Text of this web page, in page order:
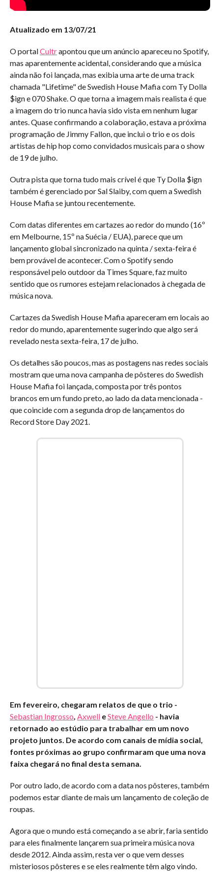
Atualizado em 13/07/21
O portalCultrapontou que um anúncio apareceu no Spotify,
mas aparentemente acidental, considerando que a música
ainda não foi lançada, mas exibia uma arte de uma track
chamada "Lifetime" de Swedish House Mafia com Ty Dolla
$ign e 070 Shake. O que torna a imagem mais realista é que
a imagem do trio nunca havia sido vista em nenhum lugar
antes. Quase confirmando a colaboração, estava a próxima
programação de Jimmy Fallon, que inclui o trio e os dois
artistas de hip hop como convidados musicais para o show
de 19 de julho.
Outra pista que torna tudo mais crível é que Ty Dolla $ign
também é gerenciado por Sal Slaiby, com quem a Swedish
House Mafia se juntou recentemente.
Com datas diferentes em cartazes ao redor do mundo (16º
em Melbourne, 15º na Suécia / EUA), parece que um
lançamento global sincronizado na quinta / sexta-feira é
bem provável de acontecer. Com o Spotify sendo
responsável pelo outdoor da Times Square, faz muito
sentido que os rumores estejam relacionados à chegada de
música nova.
Cartazes da Swedish House Mafia apareceram em locais ao
redor do mundo, aparentemente sugerindo que algo será
revelado nesta sexta-feira, 17 de julho.
Os detalhes são poucos, mas as postagens nas redes sociais
mostram que uma nova campanha de pôsteres do Swedish
House Mafia foi lançada, composta por três pontos
brancos em um fundo preto, ao lado da data mencionada -
que coincide com a segunda drop de lançamentos do
Record Store Day 2021.
Em fevereiro, chegaram relatos de que o trio -
Sebastian Ingrosso, Axwell eSteve Angello - havia
retornado ao estúdio para trabalhar em um novo
projeto juntos. De acordo com canais de mídia social,
fontes próximas ao grupo confirmaram que uma nova
faixa chegará no final desta semana.
Por outro lado, de acordo com a data nos pôsteres, também
podemos estar diante de mais um lançamento de coleção de
roupas.
Agora que o mundo está começando a se abrir, faria sentido
para eles finalmente lançarem sua primeira música nova
desde 2012. Ainda assim, resta ver o que vem desses
misteriosos pôsteres e se eles realmente têm algo vindo.